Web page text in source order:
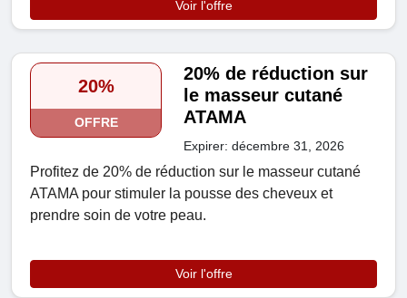
Voir l'offre
20%
OFFRE
20% de réduction sur
le masseur cutané
ATAMA
Expirer: décembre 31, 2026
Profitez de 20% de réduction sur le masseur cutané
ATAMA pour stimuler la pousse des cheveux et
prendre soin de votre peau.
Voir l'offre